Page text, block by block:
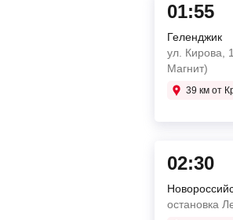
01:55
Геленджик
ул. Кирова,
Магнит)
39 км от
02:30
остановка